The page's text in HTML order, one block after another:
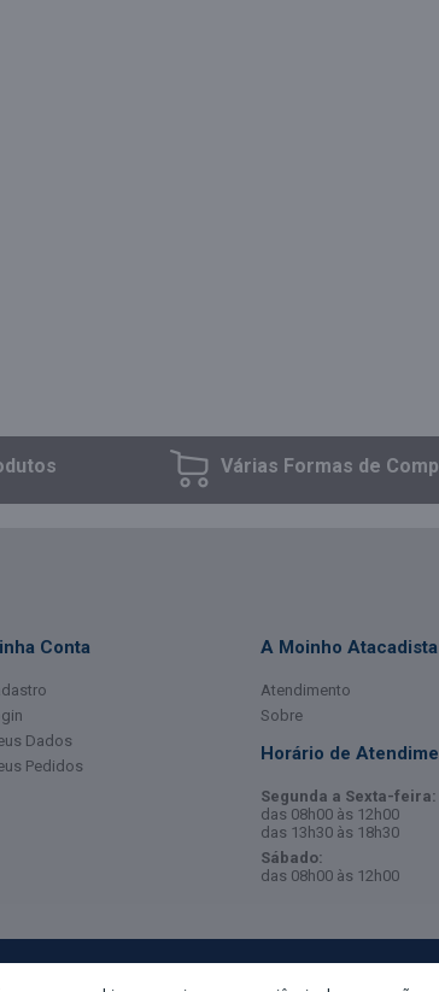
Várias Formas de
Conta
Dados
Pedidos
A Moinho Atacadista
Atendimento
Sobre
Horário de
Segunda a Sexta-feira:
das 08h00 às 12h00
das 13h30 às 18h30
Sábado:
das 08h00 às 12h00